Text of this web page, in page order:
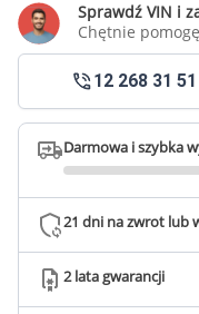
Sprawdź VIN i
Chętnie
12 268 31 51
Darmowa i szybka
21 dni na zwrot lub
2 lata gwarancji